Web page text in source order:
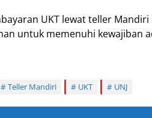
UKT lewat teller
untuk memenuhi kewajiban
Teller Mandiri UKT UNJ